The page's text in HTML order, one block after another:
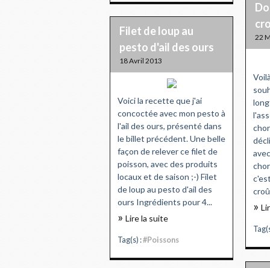
22
Filet de loup au
pesto d'ail des ours
18 Avril 2013
Voici la recette que j'ai
concoctée avec mon pesto à
l'ail des ours, présenté dans
le billet précédent. Une belle
façon de relever ce filet de
poisson, avec des produits
locaux et de saison ;-) Filet
de loup au pesto d'ail des
ours Ingrédients pour 4...
Lire la suite
Tag(s) :#Poissons